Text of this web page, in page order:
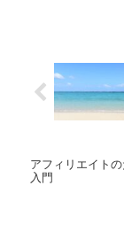
アフィリエイト
入門